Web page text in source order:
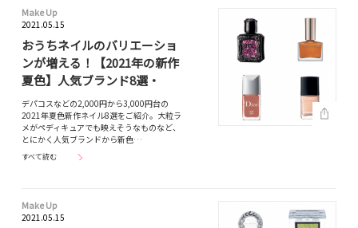
Make Up
2021.05.15
おうちネイルのバリエーショ
ンが増える！【2021年の新作
夏色】人気ブランド8選・
デパコスなどの2,000円から3,000円台の
2021年夏色新作ネイル8選をご紹介。大粒ラ
メがペディキュアでも映えそうなものなど、
とにかく人気ブランドから新色…
すべて読む
Make Up
2021.05.15